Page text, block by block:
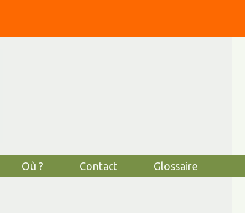
Où ? Contact Glossaire